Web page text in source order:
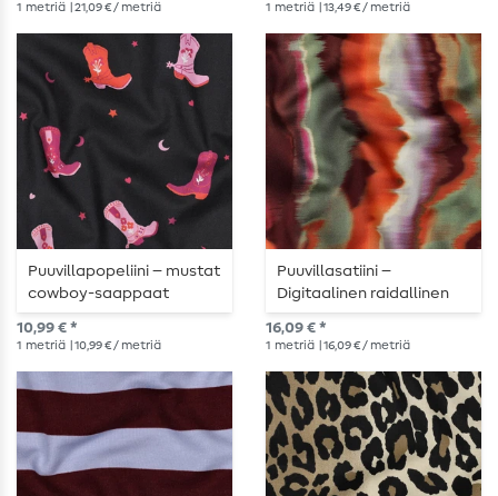
1 metriä | 21,09 € / metriä 1 metriä | 13,49 € / metriä
Puuvillapopeliini – mustat
cowboy-saappaat
10,99 € *
1 metriä | 10,99 € / metriä
Puuvillasatiini –
Digitaalinen raidallinen
abstrakti Bordeaux
16,09 € *
1 metriä | 16,09 € / metriä